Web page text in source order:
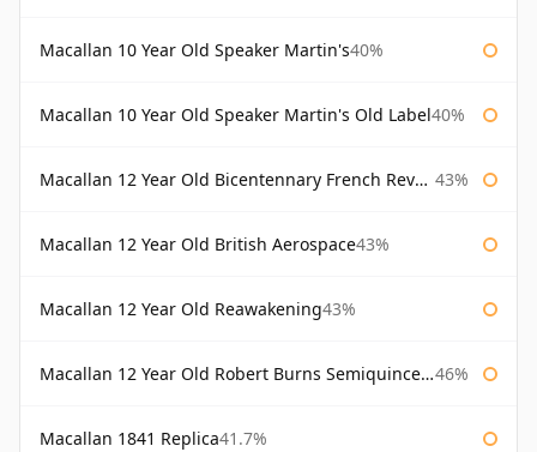
Macallan 10 Year Old Speaker Martin's40%
Macallan 10 Year Old Speaker Martin's Old Label40%
Macallan 12 Year Old Bicentennary French Revolution 43%
Macallan 12 Year Old British Aerospace43%
Macallan 12 Year Old Reawakening43%
Macallan 12 Year Old Robert Burns Semiquincentenary 46%
Macallan 1841 Replica41.7%